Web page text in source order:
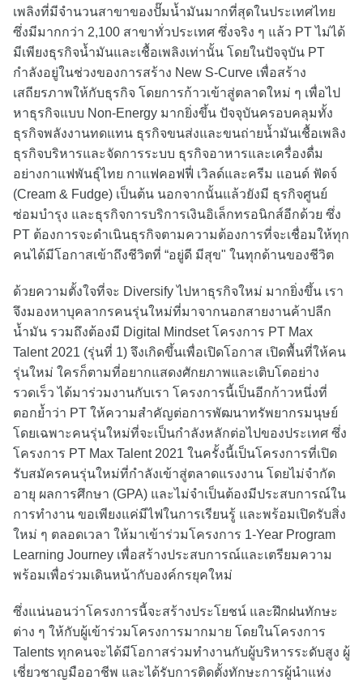
เพลิงที่มีจำนวนสาขาของปั๊มน้ำมันมากที่สุดในประเทศไทย
ซึ่งมีมากกว่า 2,100 สาขาทั่วประเทศ ซึ่งจริง ๆ แล้ว PT ไม่ได้
มีเพียงธุรกิจน้ำมันและเชื้อเพลิงเท่านั้น โดยในปัจจุบัน PT
กำลังอยู่ในช่วงของการสร้าง New S-Curve เพื่อสร้าง
เสถียรภาพให้กับธุรกิจ โดยการก้าวเข้าสู่ตลาดใหม่ ๆ เพื่อไป
หาธุรกิจแบบ Non-Energy มากยิ่งขึ้น ปัจจุบันครอบคลุมทั้ง
ธุรกิจพลังงานทดแทน ธุรกิจขนส่งและขนถ่ายน้ำมันเชื้อเพลิง
ธุรกิจบริหารและจัดการระบบ ธุรกิจอาหารและเครื่องดื่ม
อย่างกาแฟพันธุ์ไทย กาแฟคอฟฟี่ เวิลด์และครีม แอนด์ ฟัดจ์
(Cream & Fudge) เป็นต้น นอกจากนั้นแล้วยังมี ธุรกิจศูนย์
ซ่อมบำรุง และธุรกิจการบริการเงินอิเล็กทรอนิกส์อีกด้วย ซึ่ง
PT ต้องการจะดำเนินธุรกิจตามความต้องการที่จะเชื่อมให้ทุก
คนได้มีโอกาสเข้าถึงชีวิตที่ “อยู่ดี มีสุข" ในทุกด้านของชีวิต
ด้วยความตั้งใจที่จะ Diversify ไปหาธุรกิจใหม่ มากยิ่งขึ้น เรา
จึงมองหาบุคลากรคนรุ่นใหม่ที่มาจากนอกสายงานค้าปลีก
น้ำมัน รวมถึงต้องมี Digital Mindset โครงการ PT Max
Talent 2021 (รุ่นที่ 1) จึงเกิดขึ้นเพื่อเปิดโอกาส เปิดพื้นที่ให้คน
รุ่นใหม่ ใครก็ตามที่อยากแสดงศักยภาพและเติบโตอย่าง
รวดเร็ว ได้มาร่วมงานกับเรา โครงการนี้เป็นอีกก้าวหนึ่งที่
ตอกย้ำว่า PT ให้ความสำคัญต่อการพัฒนาทรัพยากรมนุษย์
โดยเฉพาะคนรุ่นใหม่ที่จะเป็นกำลังหลักต่อไปของประเทศ ซึ่ง
โครงการ PT Max Talent 2021 ในครั้งนี้เป็นโครงการที่เปิด
รับสมัครคนรุ่นใหม่ที่กำลังเข้าสู่ตลาดแรงงาน โดยไม่จำกัด
อายุ ผลการศึกษา (GPA) และไม่จำเป็นต้องมีประสบการณ์ใน
การทำงาน ขอเพียงแค่มีไฟในการเรียนรู้ และพร้อมเปิดรับสิ่ง
ใหม่ ๆ ตลอดเวลา ให้มาเข้าร่วมโครงการ 1-Year Program
Learning Journey เพื่อสร้างประสบการณ์และเตรียมความ
พร้อมเพื่อร่วมเดินหน้ากับองค์กรยุคใหม่
ซึ่งแน่นอนว่าโครงการนี้จะสร้างประโยชน์ และฝึกฝนทักษะ
ต่าง ๆ ให้กับผู้เข้าร่วมโครงการมากมาย โดยในโครงการ
Talents ทุกคนจะได้มีโอกาสร่วมทำงานกับผู้บริหารระดับสูง ผู้
เชี่ยวชาญมืออาชีพ และได้รับการติดตั้งทักษะการผู้นำแห่ง